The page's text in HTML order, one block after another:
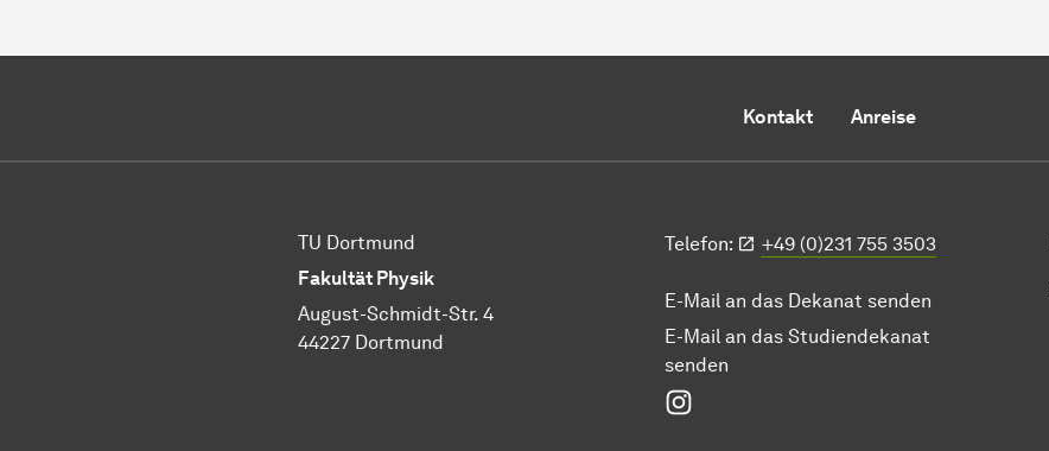
Kontakt Anreise
TU Dortmund
Fakultät Physik
August-Schmidt-Str. 4
44227 Dortmund
Telefon: +49 (0)231 755 3503
E-Mail an das Dekanat senden
E-Mail an das Studiendekanat
senden